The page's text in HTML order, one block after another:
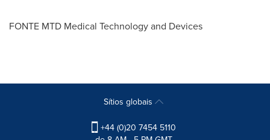
FONTE MTD Medical Technology and Devices
Sítios globais
+44 (0)20 7454 5110